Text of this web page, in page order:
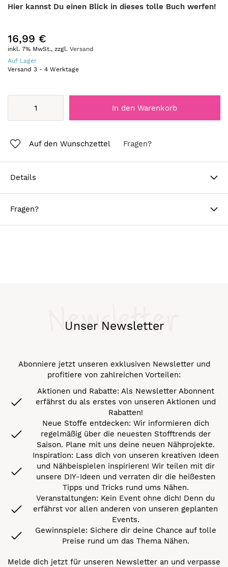
Hier kannst Du einen Blick in dieses tolle Buch werfen!
16,99 €
inkl. 7% MwSt., zzgl. Versand
Auf Lager
Versand 3 - 4 Werktage
In den Warenkorb
Auf den Wunschzettel Fragen?
Details
Fragen?
Unser Newsletter
Newsletter
Abonniere jetzt unseren exklusiven Newsletter und
profitiere von zahlreichen Vorteilen:
Aktionen und Rabatte: Als Newsletter Abonnent
erfährst du als erstes von unseren Aktionen und
Rabatten!
Neue Stoffe entdecken: Wir informieren dich
regelmäßig über die neuesten Stofftrends der
Saison. Plane mit uns deine neuen Nähprojekte.
Inspiration: Lass dich von unseren kreativen Ideen
und Nähbeispielen inspirieren! Wir teilen mit dir
unsere DIY-Ideen und verraten dir die heißesten
Tipps und Tricks rund ums Nähen.
Veranstaltungen: Kein Event ohne dich! Denn du
erfährst vor allen anderen von unseren geplanten
Events.
Gewinnspiele: Sichere dir deine Chance auf tolle
Preise rund um das Thema Nähen.
Melde dich jetzt für unseren Newsletter an und verpasse